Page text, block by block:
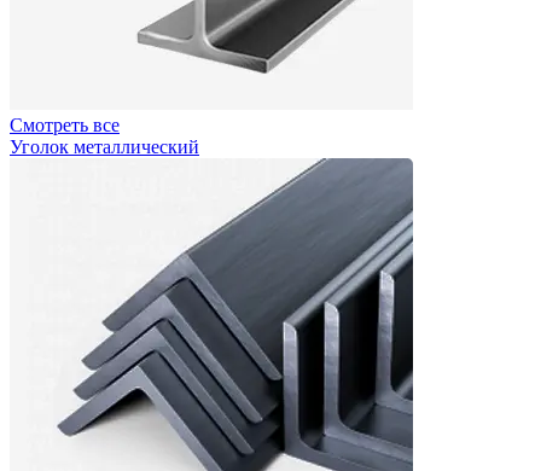
Смотреть все
Уголок металлический